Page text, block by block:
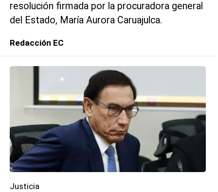
resolución firmada por la procuradora general
del Estado, María Aurora Caruajulca.
Redacción EC
Justicia